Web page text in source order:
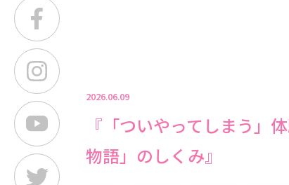
2026.06.09
『「ついやってしまう」
物語」のしくみ』